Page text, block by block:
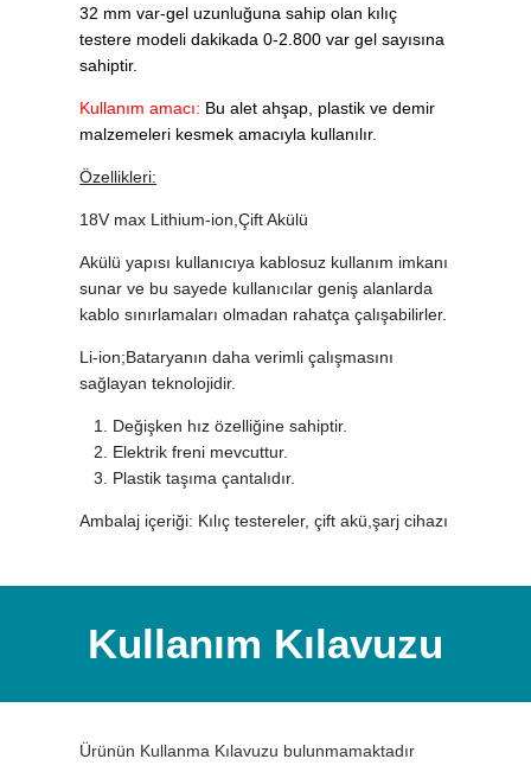
32 mm var-gel uzunluğuna sahip olan kılıç
testere modeli dakikada 0-2.800 var gel sayısına
sahiptir.
Kullanım amacı: Bu alet ahşap, plastik ve demir
malzemeleri kesmek amacıyla kullanılır.
Özellikleri:
18V max Lithium-ion,Çift Akülü
Akülü yapısı kullanıcıya kablosuz kullanım imkanı
sunar ve bu sayede kullanıcılar geniş alanlarda
kablo sınırlamaları olmadan rahatça çalışabilirler.
Li-ion;Bataryanın daha verimli çalışmasını
sağlayan teknolojidir.
Değişken hız özelliğine sahiptir.
Elektrik freni mevcuttur.
Plastik taşıma çantalıdır.
Ambalaj içeriği: Kılıç testereler, çift akü,şarj cihazı
Kullanım Kılavuzu
Ürünün Kullanma Kılavuzu bulunmamaktadır